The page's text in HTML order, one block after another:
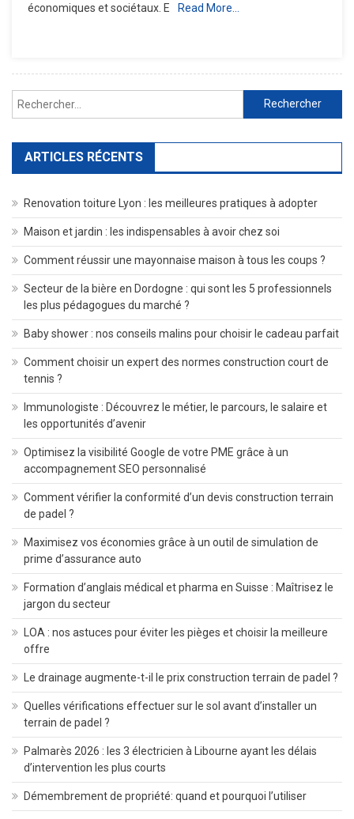
Du
économiques et sociétaux. E
Read More…
Rechercher :
ARTICLES RÉCENTS
Renovation toiture Lyon : les meilleures pratiques à adopter
Maison et jardin : les indispensables à avoir chez soi
Comment réussir une mayonnaise maison à tous les coups ?
Secteur de la bière en Dordogne : qui sont les 5 professionnels
les plus pédagogues du marché ?
Baby shower : nos conseils malins pour choisir le cadeau parfait
Comment choisir un expert des normes construction court de
tennis ?
Immunologiste : Découvrez le métier, le parcours, le salaire et
les opportunités d’avenir
Optimisez la visibilité Google de votre PME grâce à un
accompagnement SEO personnalisé
Comment vérifier la conformité d’un devis construction terrain
de padel ?
Maximisez vos économies grâce à un outil de simulation de
prime d’assurance auto
Formation d’anglais médical et pharma en Suisse : Maîtrisez le
jargon du secteur
LOA : nos astuces pour éviter les pièges et choisir la meilleure
offre
Le drainage augmente-t-il le prix construction terrain de padel ?
Quelles vérifications effectuer sur le sol avant d’installer un
terrain de padel ?
Palmarès 2026 : les 3 électricien à Libourne ayant les délais
d’intervention les plus courts
Démembrement de propriété: quand et pourquoi l’utiliser